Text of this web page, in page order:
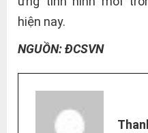
hiện nay.
NGUỒN: ĐCSVN